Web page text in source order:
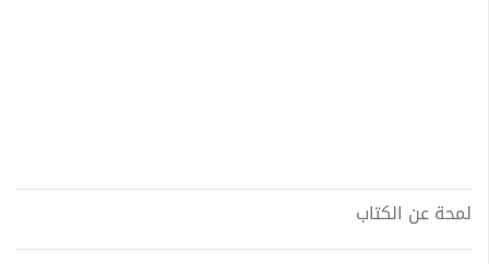
لمحة عن الكتاب